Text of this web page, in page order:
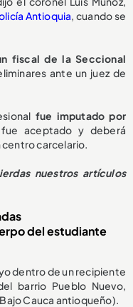
Antioquia, cuando se
fiscal de la Seccional
ante un juez de
fue imputado por
aceptado y deberá
carcelario.
nuestros artículos
del estudiante
dentro de un recipiente
barrio Pueblo Nuevo,
Cauca antioqueño).